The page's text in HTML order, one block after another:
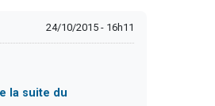
24/10/2015 - 16h11
la suite du